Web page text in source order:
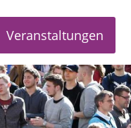
Veranstaltungen